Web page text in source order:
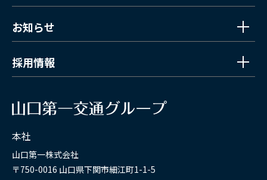
お知らせ
採用情報
本社
山口第一株式会社
〒750-0016 山口県下関市細江町1-1-5